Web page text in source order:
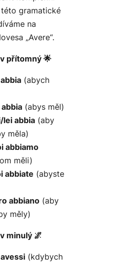
této gramatické
na
„Avere“.
přítomný 🌟
(abych
(abys měl)
lei abbia (aby
měla)
abbiamo
měli)
abbiate (abyste
abbiano (aby
měly)
minulý 🌌
(kdybych